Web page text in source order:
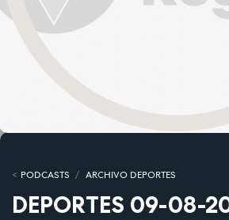
PODCASTS ARCHIVO DEPORTES
DEPORTES 09-08-